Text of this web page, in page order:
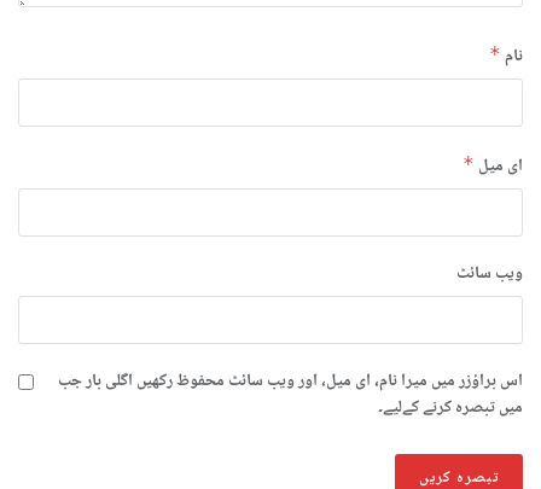
نام *
ای میل *
ویب‌ سائٹ
اس براؤزر میں میرا نام، ای میل، اور ویب سائٹ محفوظ رکھیں اگلی بار جب
میں تبصرہ کرنے کےلیے۔